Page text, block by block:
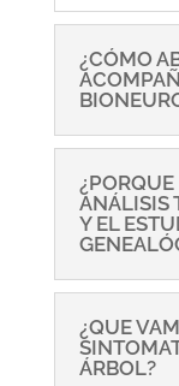
¿CÓMO
ANÁLISIS
Y EL
¿QUE
ÁRBOL?